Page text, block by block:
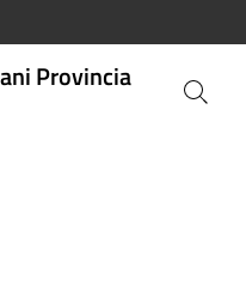
Provincia